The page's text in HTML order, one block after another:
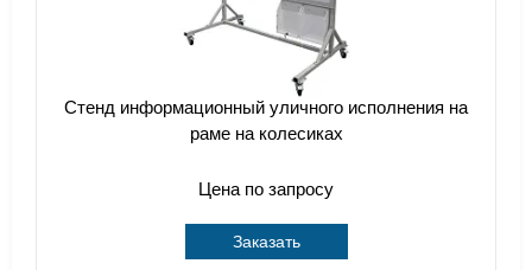
Стенд информационный уличного исполнения на
раме на колесиках
Цена по запросу
Заказать